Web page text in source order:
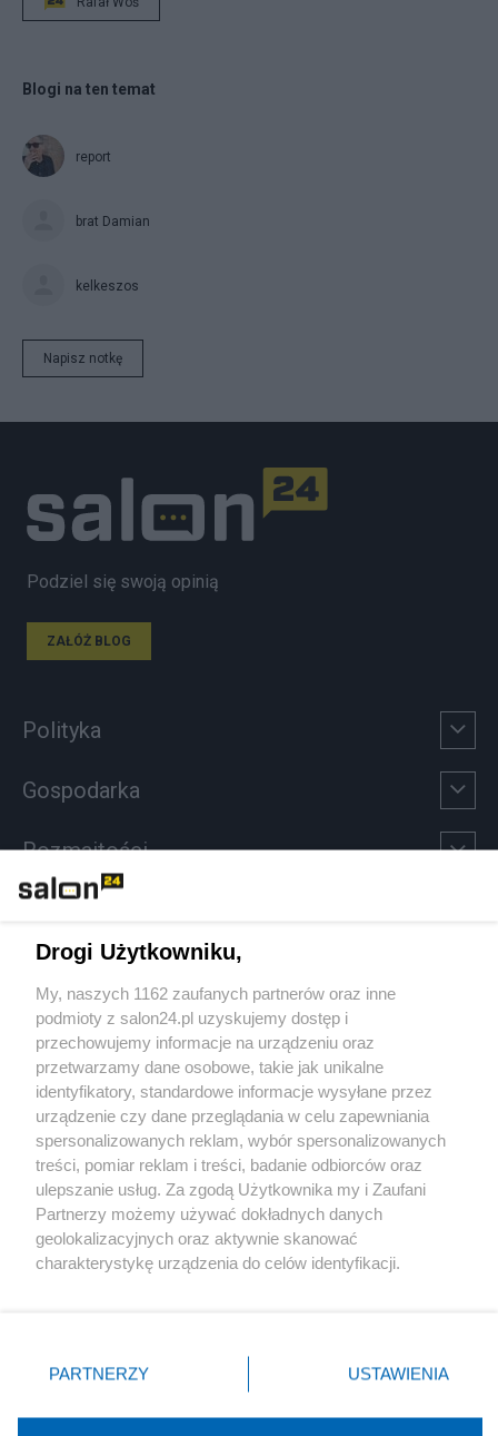
Blogi na ten temat
report
brat Damian
kelkeszos
Napisz notkę
Podziel się swoją opinią
ZAŁÓŻ BLOG
Polityka
Gospodarka
Rozmaitości
Sport
Społeczeństwo
Kultura
X Facebook Instagram Youtube
Drogi Użytkowniku,
My, naszych 1162 zaufanych partnerów oraz inne
podmioty z salon24.pl uzyskujemy dostęp i
przechowujemy informacje na urządzeniu oraz
przetwarzamy dane osobowe, takie jak unikalne
identyfikatory, standardowe informacje wysyłane przez
urządzenie czy dane przeglądania w celu zapewniania
spersonalizowanych reklam, wybór spersonalizowanych
treści, pomiar reklam i treści, badanie odbiorców oraz
ulepszanie usług. Za zgodą Użytkownika my i Zaufani
Partnerzy możemy używać dokładnych danych
geolokalizacyjnych oraz aktywnie skanować
charakterystykę urządzenia do celów identyfikacji.
zmienić/wycofać klikając przycisk ustawień prywatności
znajdujący się w lewym dolnym rogu strony
rodzaje przetwarzania danych nie wymagają zgody
PARTNERZY USTAWIENIA